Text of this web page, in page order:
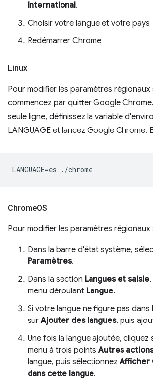
International.
Choisir votre langue et votre pays
Redémarrer Chrome
Linux
Pour modifier les paramètres régionaux
commencez par quitter Google
seule ligne, définissez la variable
LANGUAGE et lancez Google Chrome.
ChromeOS
Pour modifier les paramètres régionaux
Dans la barre d'état système,
Paramètres.
Dans la section Langues et saisie
menu déroulant Langue.
Si votre langue ne figure pas dans
surAjouter des langues, puis
Une fois la langue ajoutée, cliquez
menu à trois pointsAutres actions
langue, puis sélectionnezAfficher
dans cette langue.